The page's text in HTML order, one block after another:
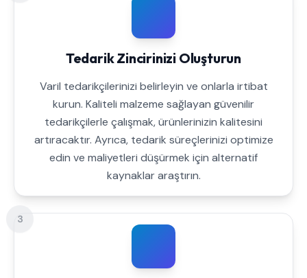
Tedarik Zincirinizi Oluşturun
Varil tedarikçilerinizi belirleyin ve onlarla irtibat
kurun. Kaliteli malzeme sağlayan güvenilir
tedarikçilerle çalışmak, ürünlerinizin kalitesini
artıracaktır. Ayrıca, tedarik süreçlerinizi optimize
edin ve maliyetleri düşürmek için alternatif
kaynaklar araştırın.
3